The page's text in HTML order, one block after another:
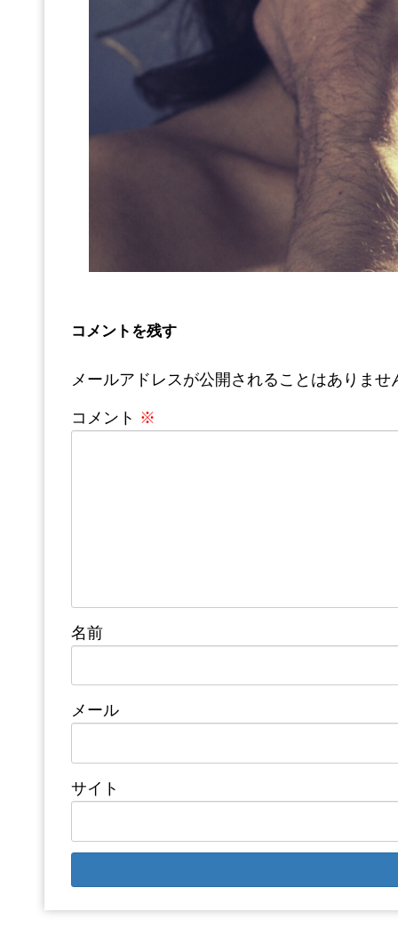
コメントを残す
メールアドレスが公開されることはありませ
コメント ※
名前
メール
サイト